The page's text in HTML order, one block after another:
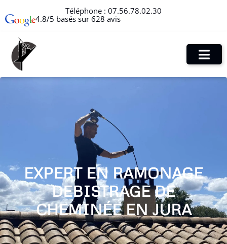
Téléphone : 07.56.78.02.30
4.8/5 basés sur 628 avis
EXPERT EN RAMONAGE
DEBISTRAGE DE
CHEMINÉE EN JURA